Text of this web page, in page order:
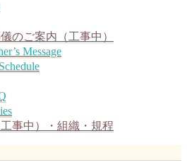
のご案内（工事中）
Message
事中）・組織・規程